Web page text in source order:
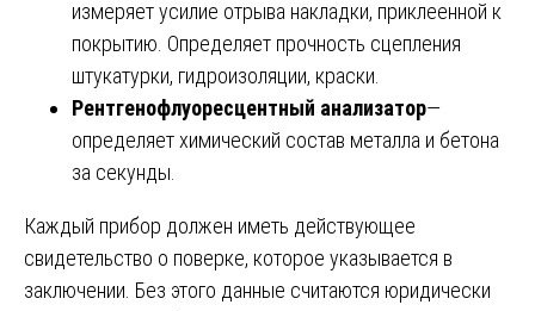
измеряет усилие отрыва накладки, приклеенной к
покрытию. Определяет прочность сцепления
штукатурки, гидроизоляции, краски.
Рентгенофлуоресцентный анализатор—
определяет химический состав металла и бетона
за секунды.
Каждый прибор должен иметь действующее
свидетельство о поверке, которое указывается в
заключении. Без этого данные считаются юридически